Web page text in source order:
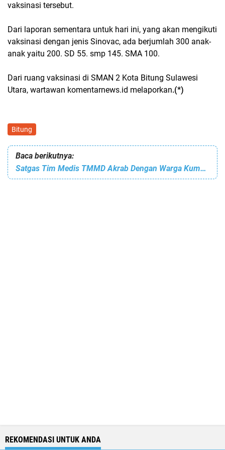
vaksinasi tersebut.
Dari laporan sementara untuk hari ini, yang akan mengikuti
vaksinasi dengan jenis Sinovac, ada berjumlah 300 anak-
anak yaitu 200. SD 55. smp 145. SMA 100.
Dari ruang vaksinasi di SMAN 2 Kota Bitung Sulawesi
Utara, wartawan komentarnews.id melaporkan.(*)
Bitung
Baca berikutnya:
Satgas Tim Medis TMMD Akrab Dengan Warga Kumersot
REKOMENDASI UNTUK ANDA